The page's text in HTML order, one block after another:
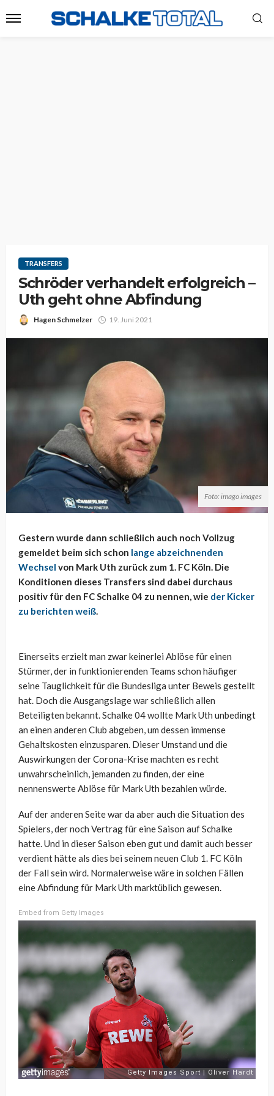
TRANSFERS
Schröder verhandelt erfolgreich –
Uth geht ohne Abfindung
Hagen Schmelzer 19. Juni 2021
Foto: imago images
Gestern wurde dann schließlich auch noch Vollzug
gemeldet beim sich schon lange abzeichnenden
Wechsel von Mark Uth zurück zum 1. FC Köln. Die
Konditionen dieses Transfers sind dabei durchaus
positiv für den FC Schalke 04 zu nennen, wie der Kicker
zu berichten weiß.
Einerseits erzielt man zwar keinerlei Ablöse für einen
Stürmer, der in funktionierenden Teams schon häufiger
seine Tauglichkeit für die Bundesliga unter Beweis gestellt
hat. Doch die Ausgangslage war schließlich allen
Beteiligten bekannt. Schalke 04 wollte Mark Uth unbedingt
an einen anderen Club abgeben, um dessen immense
Gehaltskosten einzusparen. Dieser Umstand und die
Auswirkungen der Corona-Krise machten es recht
unwahrscheinlich, jemanden zu finden, der eine
nennenswerte Ablöse für Mark Uth bezahlen würde.
Auf der anderen Seite war da aber auch die Situation des
Spielers, der noch Vertrag für eine Saison auf Schalke
hatte. Und in dieser Saison eben gut und damit auch besser
verdient hätte als dies bei seinem neuen Club 1. FC Köln
der Fall sein wird. Normalerweise wäre in solchen Fällen
eine Abfindung für Mark Uth marktüblich gewesen.
Embed from Getty Images